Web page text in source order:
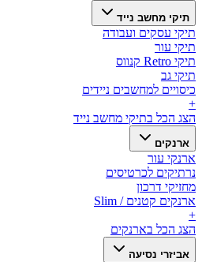
תיקי מחשב נייד
תיקי עסקים ועבודה
תיקי עור
תיקי Retro קנווס
תיקי גב
כיסויים למחשבים ניידים
+
הצג הכל בתיקי מחשב נייד
ארנקים
ארנקי עור
נרתיקים לכרטיסים
מחזיקי דרכון
ארנקים קטנים / Slim
+
הצג הכל בארנקים
אביזרי נסיעה